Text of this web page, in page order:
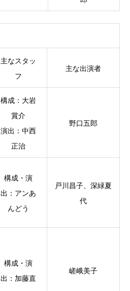
主なスタッ
フ
主な出演者
構成：大岩
賞介
演出：中西
正治
野口五郎
構成・演
出：アンあ
んどう
戸川昌子、深緑夏
代
構成・演
出：加藤直
嵯峨美子